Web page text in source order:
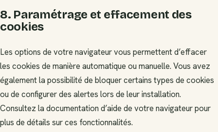
8. Paramétrage et effacement des
cookies
Les options de votre navigateur vous permettent d’effacer
les cookies de manière automatique ou manuelle. Vous avez
également la possibilité de bloquer certains types de cookies
ou de configurer des alertes lors de leur installation.
Consultez la documentation d’aide de votre navigateur pour
plus de détails sur ces fonctionnalités.